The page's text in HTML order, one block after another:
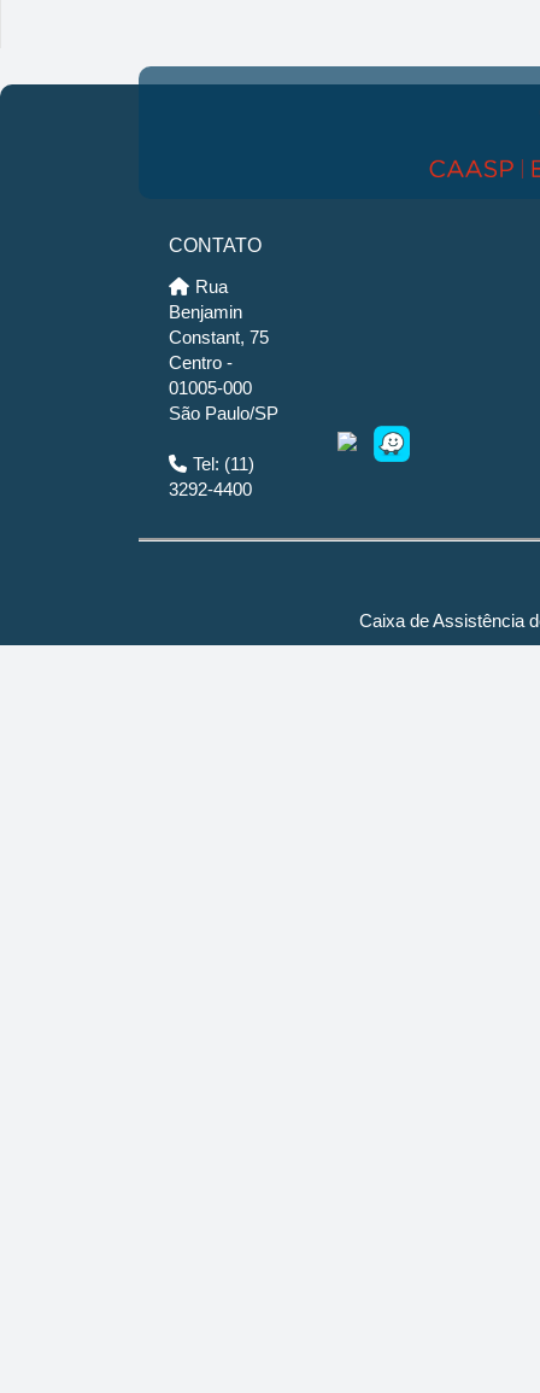
CONTATO
Rua
Benjamin
Constant, 75
Centro -
01005-000
São Paulo/SP
Tel: (11)
3292-4400
Caixa de Assistência